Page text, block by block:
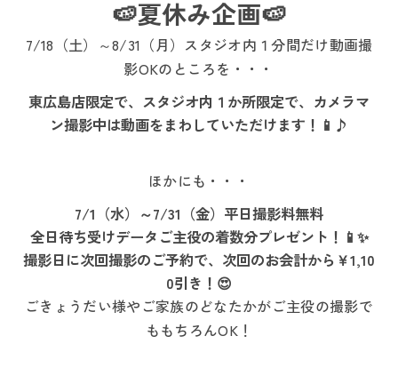
🍉夏休み企画🍉
7/18（土）～8/31（月）スタジオ内１分間だけ動画撮
影OKのところを・・・
東広島店限定で、スタジオ内１か所限定で、カメラマ
ン撮影中は動画をまわしていただけます！📱♪
ほかにも・・・
7/1（水）～7/31（金）平日撮影料無料
全日待ち受けデータご主役の着数分プレゼント！📱✨
撮影日に次回撮影のご予約で、次回のお会計から￥1,10
0引き！😍
ごきょうだい様やご家族のどなたかがご主役の撮影で
ももちろんOK！